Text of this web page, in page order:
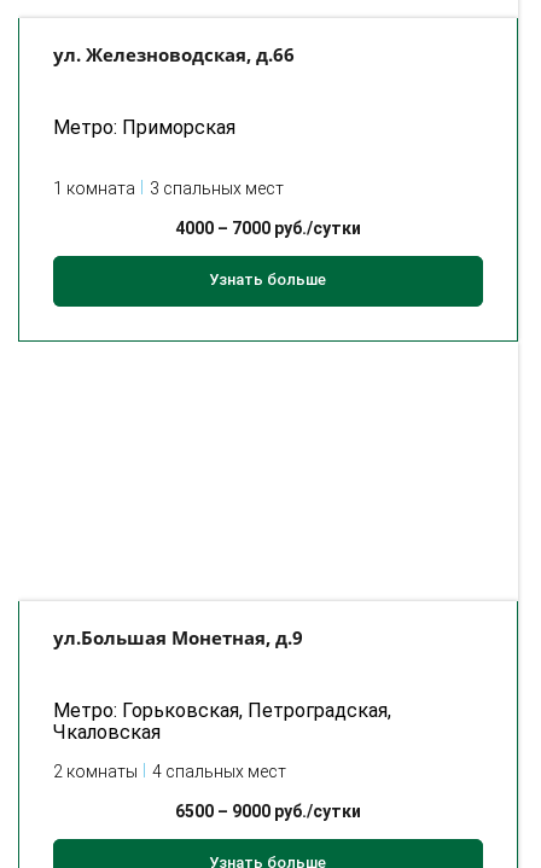
ул. Железноводская, д.66
Метро: Приморская
1 комната 3 спальных мест
4000– 7000руб./сутки
Узнать больше
ул.Большая Монетная, д.9
Метро: Горьковская, Петроградская,
Чкаловская
2 комнаты 4 спальных мест
6500– 9000руб./сутки
Узнать больше